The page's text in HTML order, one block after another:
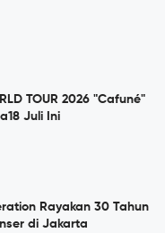
TOUR 2026 "Cafuné"
Juli Ini
Rayakan 30 Tahun
di Jakarta